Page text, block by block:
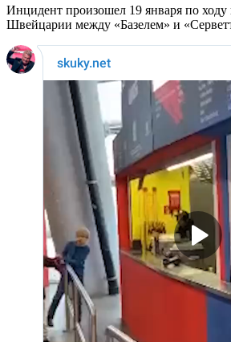
Инцидент произошел 19 января по
Швейцарии между «Базелем» и